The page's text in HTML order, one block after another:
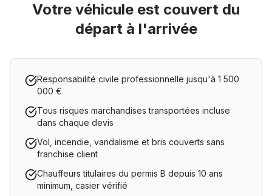
Votre véhicule est couvert du
départ à l'arrivée
Responsabilité civile professionnelle jusqu'à 1 500
000 €
Tous risques marchandises transportées incluse
dans chaque devis
Vol, incendie, vandalisme et bris couverts sans
franchise client
Chauffeurs titulaires du permis B depuis 10 ans
minimum, casier vérifié